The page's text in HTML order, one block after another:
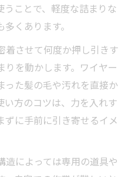
うことで、軽度な詰まりな
くあります。
着させて何度か押し引きす
りを動かします。ワイヤー
った髪の毛や汚れを直接か
い方のコツは、力を入れす
ずに手前に引き寄せるイメ
造によっては専用の道具や